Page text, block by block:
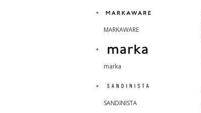
MARKAWARE
marka
SANDINISTA